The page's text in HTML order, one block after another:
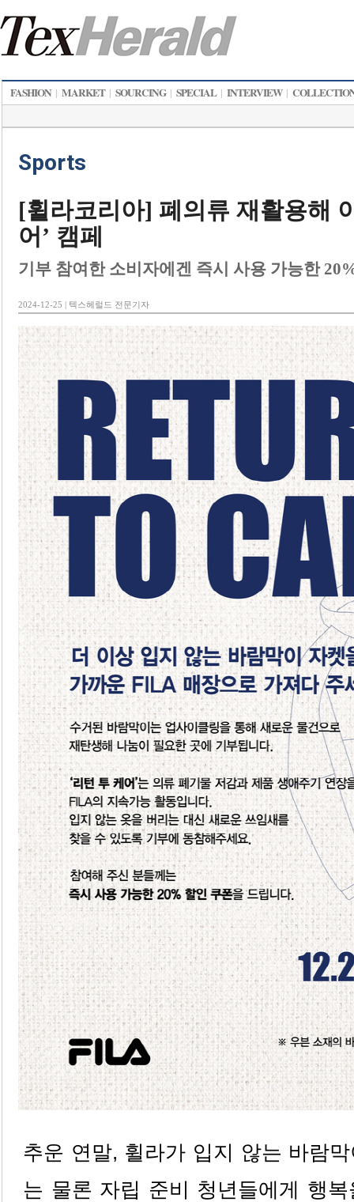
FASHION | MARKET | SOURCING | SPECIAL | INTERVIEW |
Sports
[휠라코리아] 폐의류 재활용해
어’ 캠페
기부 참여한 소비자에겐 즉시 사용 가능한
2024-12-25 | 텍스헤럴드 전문기자
추운 연말, 휠라가 입지 않는 바람
는 물론 자립 준비 청년들에게 행